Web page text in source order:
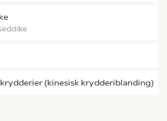
krydderier (kinesisk krydderiblanding)